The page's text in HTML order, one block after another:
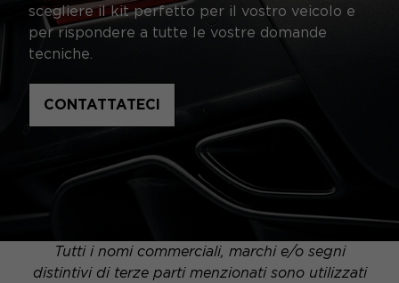
scegliere il kit perfetto per il vostro veicolo e
per rispondere a tutte le vostre domande
tecniche.
CONTATTATECI
Tutti i nomi commerciali, marchi e/o segni
distintivi di terze parti menzionati sono utilizzati